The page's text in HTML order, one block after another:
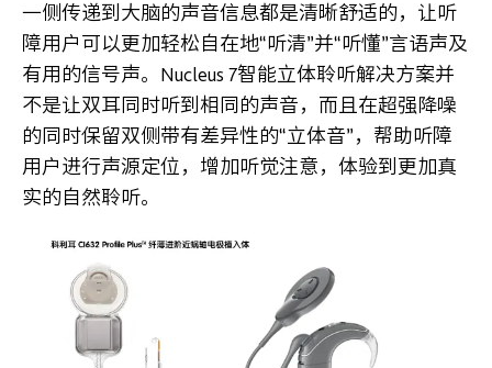
一侧传递到大脑的声音信息都是清晰舒适的，让听
障用户可以更加轻松自在地“听清”并“听懂”言语声及
有用的信号声。Nucleus 7智能立体聆听解决方案并
不是让双耳同时听到相同的声音，而且在超强降噪
的同时保留双侧带有差异性的“立体音”，帮助听障
用户进行声源定位，增加听觉注意，体验到更加真
实的自然聆听。